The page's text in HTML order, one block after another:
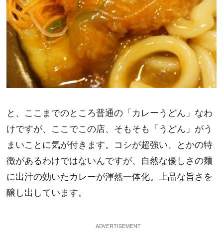
と、ここまでのところ普通の「カレーうどん」なわ
けですが、ここでこの店、そもそも「うどん」がう
まいことに気が付きます。コシが超強い、とかの特
徴があるわけではないんですが、自然な優しさの麺
に出汁の効いたカレーが渾然一体化。上品な旨さを
醸し出しています。